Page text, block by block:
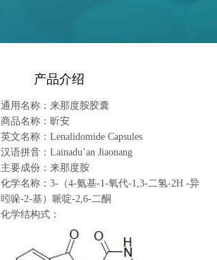
产品介绍
通用名称：来那度胺胶囊
商品名称：昕安
英文名称：Lenalidomide Capsules
汉语拼音：Lainadu’an Jiaonang
主要成份：来那度胺
化学名称：3-（4-氨基-1-氧代-1,3-二氢-2H -异
吲哚-2-基）哌啶-2,6-二酮
化学结构式：